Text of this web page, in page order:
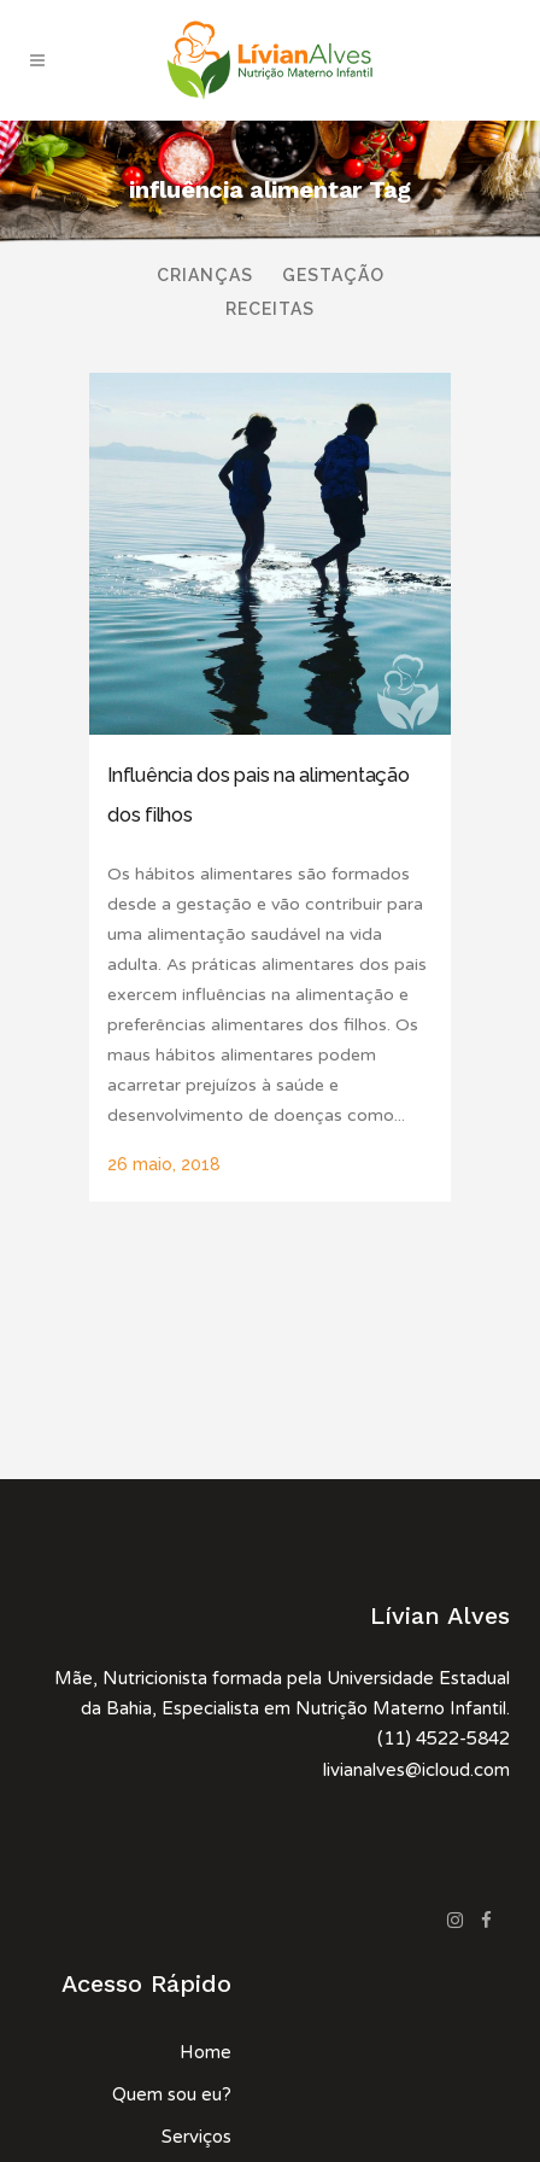
influência alimentar Tag
TODAS AMAMENTAÇÃO
BEBÊS
CRIANÇAS
GESTAÇÃO
RECEITAS
Influência dos pais na alimentação
dos filhos
Os hábitos alimentares são formados
desde a gestação e vão contribuir para
uma alimentação saudável na vida
adulta. As práticas alimentares dos pais
exercem influências na alimentação e
preferências alimentares dos filhos. Os
maus hábitos alimentares podem
acarretar prejuízos à saúde e
desenvolvimento de doenças como...
26 maio, 2018
Lívian Alves
Mãe, Nutricionista formada pela Universidade Estadual
da Bahia, Especialista em Nutrição Materno Infantil.
(11) 4522-5842
livianalves@icloud.com
Acesso Rápido
Home
Quem sou eu?
Serviços